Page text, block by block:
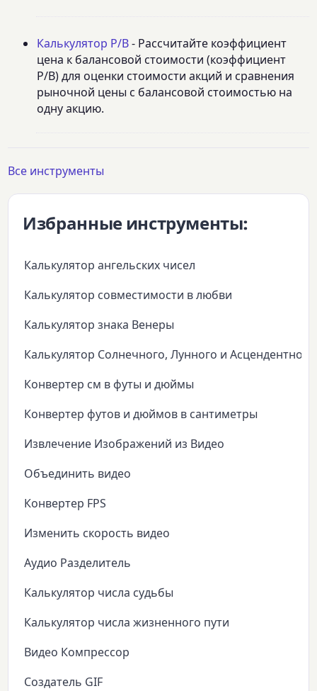
Калькулятор P/B- Рассчитайте коэффициент
цена к балансовой стоимости (коэффициент
P/B) для оценки стоимости акций и сравнения
рыночной цены с балансовой стоимостью на
одну акцию.
Все инструменты
Избранные инструменты:
Калькулятор ангельских чисел
Калькулятор совместимости в любви
Калькулятор знака Венеры
Калькулятор Солнечного, Лунного и Асцендентного
Конвертер см в футы и дюймы
Конвертер футов и дюймов в сантиметры
Извлечение Изображений из Видео
Объединить видео
Конвертер FPS
Изменить скорость видео
Аудио Разделитель
Калькулятор числа судьбы
Калькулятор числа жизненного пути
Видео Компрессор
Создатель GIF